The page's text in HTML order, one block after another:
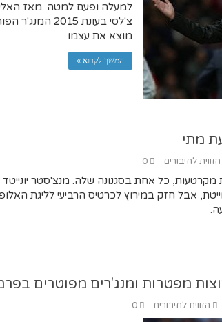
למעלה ופעם למטה. מאז
צ'לסי בעונת 2015
מוצא את עצמו
המשך לקרוא »
מתי
הזווית לחיבורים 0
מקרטעות, כל אחת בסגנונה שלה. מנצ'סטר יונייטד
אבל חזק במירוץ לכרטיס הרביעי לליגת
מפטרות ומנג'רים מפוטרים
הזווית לחיבורים 0